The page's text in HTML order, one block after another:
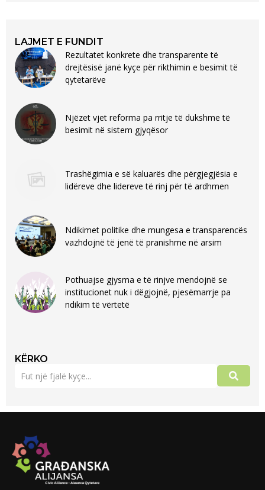
LAJMET E FUNDIT
Rezultatet konkrete dhe transparente të
drejtësisë janë kyçe për rikthimin e besimit të
qytetarëve
Njëzet vjet reforma pa rritje të dukshme të
besimit në sistem gjyqësor
Trashëgimia e së kaluarës dhe përgjegjësia e
lidëreve dhe lidereve të rinj për të ardhmen
Ndikimet politike dhe mungesa e transparencës
vazhdojnë të jenë të pranishme në arsim
Pothuajse gjysma e të rinjve mendojnë se
institucionet nuk i dëgjojnë, pjesëmarrje pa
ndikim të vërtetë
KËRKO